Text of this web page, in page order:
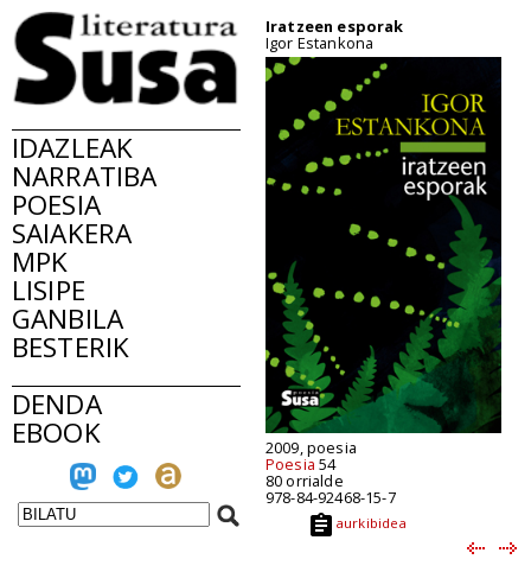
IDAZLEAK
NARRATIBA
POESIA
SAIAKERA
MPK
LISIPE
GANBILA
BESTERIK
DENDA
EBOOK
Iratzeen esporak
Igor Estankona
2009, poesia
Poesia 54
80 orrialde
978-84-92468-15-7
aurkibidea